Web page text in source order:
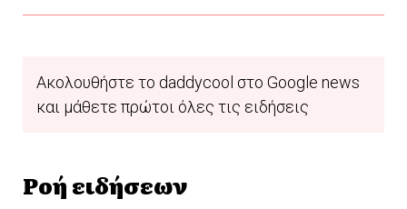
Ακολουθήστε το daddycool στο Google news
και μάθετε πρώτοι όλες τις ειδήσεις
Ροή ειδήσεων